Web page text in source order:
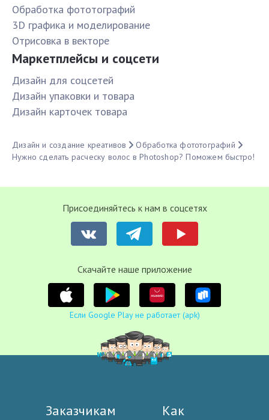
Обработка фототографий
3D графика и моделирование
Отрисовка в векторе
Маркетплейсы и соцсети
Дизайн для соцсетей
Дизайн упаковки и товара
Дизайн карточек товара
Дизайн и создание креативов
Обработка фототографий
Нужно сделать расческу волос в Photoshop? Поможем быстро!
Присоединяйтесь к нам в соцсетях
Cкачайте наше приложение
Если Google Play не работает (apk)
Заказчикам
Как